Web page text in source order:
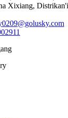
Xixiang,